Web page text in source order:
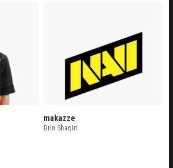
makazze
Drin Shaqiri